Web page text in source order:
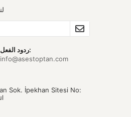
ردود الفعل:
info@asestoptan.com
Sok. İpekhan Sitesi No: